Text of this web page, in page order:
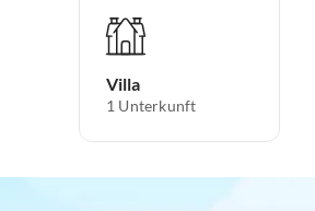
Villa
1 Unterkunft